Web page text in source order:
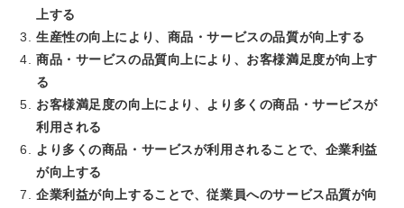
上する
生産性の向上により、商品・サービスの品質が向上する
商品・サービスの品質向上により、お客様満足度が向上す
る
お客様満足度の向上により、より多くの商品・サービスが
利用される
より多くの商品・サービスが利用されることで、企業利益
が向上する
企業利益が向上することで、従業員へのサービス品質が向